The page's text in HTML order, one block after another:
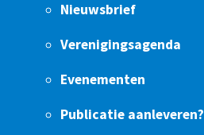
Nieuwsbrief
Verenigingsagenda
Evenementen
Publicatie aanleveren?